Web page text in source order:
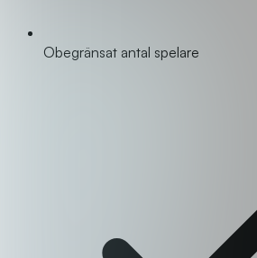
Obegränsat antal spelare